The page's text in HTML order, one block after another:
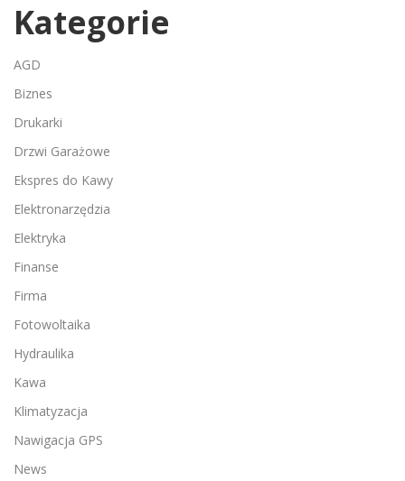
Kategorie
AGD
Biznes
Drukarki
Drzwi Garażowe
Ekspres do Kawy
Elektronarzędzia
Elektryka
Finanse
Firma
Fotowoltaika
Hydraulika
Kawa
Klimatyzacja
Nawigacja GPS
News